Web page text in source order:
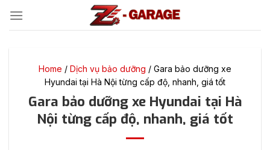
qua
Home / Dịch vụ bảo dưỡng / Gara bảo dưỡng xe
Hyundai tại Hà Nội từng cấp độ, nhanh, giá tốt
Gara bảo dưỡng xe Hyundai tại Hà
Nội từng cấp độ, nhanh, giá tốt